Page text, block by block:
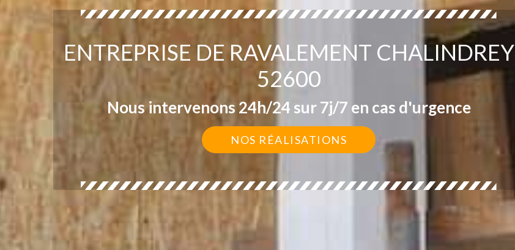
ENTREPRISE DE RAVALEMENT CHALINDREY
52600
Nous intervenons 24h/24 sur 7j/7 en cas d'urgence
NOS RÉALISATIONS